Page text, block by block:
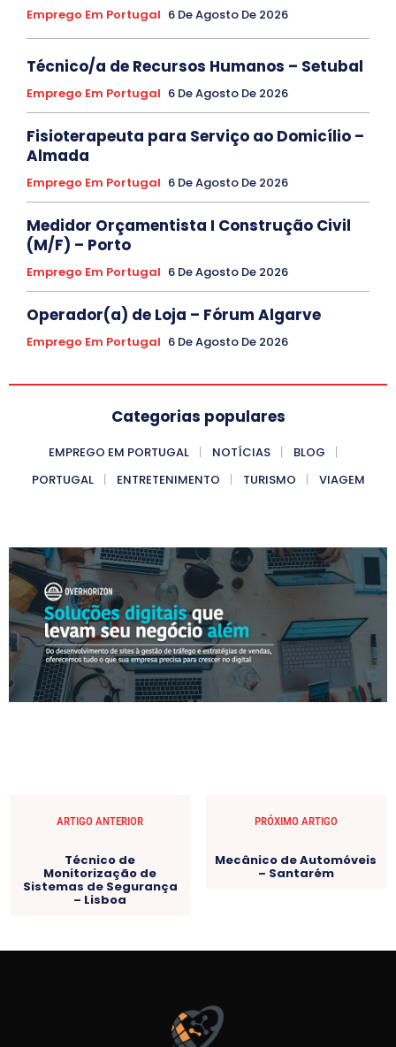
Emprego Em Portugal 6 De Agosto De 2026
Técnico/a de Recursos Humanos – Setubal
Emprego Em Portugal 6 De Agosto De 2026
Fisioterapeuta para Serviço ao Domicílio –
Almada
Emprego Em Portugal 6 De Agosto De 2026
Medidor Orçamentista I Construção Civil
(M/F) – Porto
Emprego Em Portugal 6 De Agosto De 2026
Operador(a) de Loja – Fórum Algarve
Emprego Em Portugal 6 De Agosto De 2026
Categorias populares
EMPREGO EM PORTUGAL NOTÍCIAS
BLOG
PORTUGAL
ENTRETENIMENTO TURISMO VIAGEM
ARTIGO ANTERIOR
Técnico de
Monitorização de
Sistemas de Segurança
– Lisboa
PRÓXIMO ARTIGO
Mecânico de Automóveis
– Santarém